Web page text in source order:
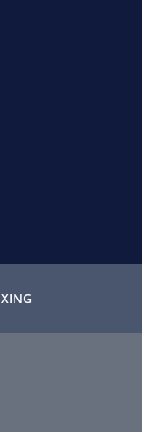
XING